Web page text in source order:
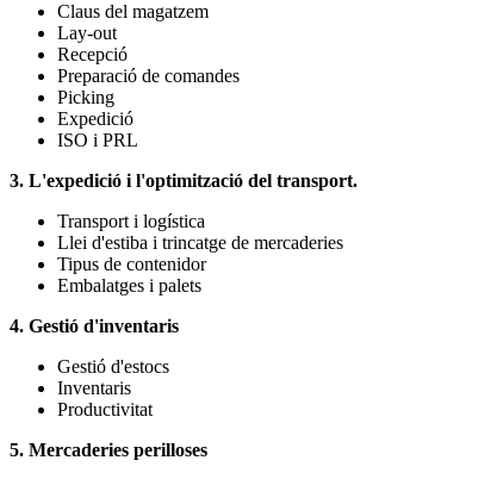
Claus del magatzem
Lay-out
Recepció
Preparació de comandes
Picking
Expedició
ISO i PRL
3. L'expedició i l'optimització del transport.
Transport i logística
Llei d'estiba i trincatge de mercaderies
Tipus de contenidor
Embalatges i palets
4. Gestió d'inventaris
Gestió d'estocs
Inventaris
Productivitat
5. Mercaderies perilloses